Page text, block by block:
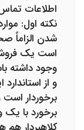
اطلاعات
نکته اول:
شدن الزاماً
است یک
وجود داشته
و از
برخوردار
برخورد با